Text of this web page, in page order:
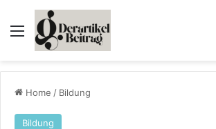
Menu
Home / Bildung
Bildung